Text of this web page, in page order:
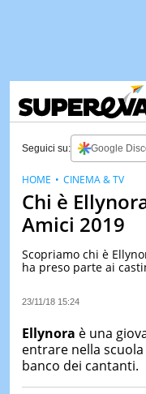
Seguici su: Google
Chi è
Amici 2019
Scopriamo chi è
ha preso parte ai
23/11/18 15:24
HOME CINEMA & TV
Ellynora è una
entrare nella
banco dei cantanti.